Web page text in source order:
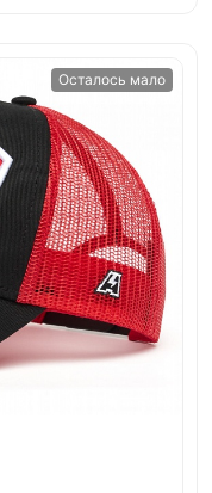
Осталось мало